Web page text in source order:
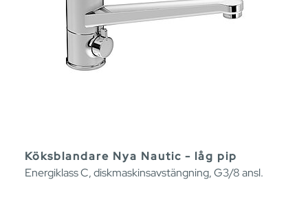
Köksblandare Nya Nautic - låg pip
Energiklass C, diskmaskinsavstängning, G3/8 ansl.